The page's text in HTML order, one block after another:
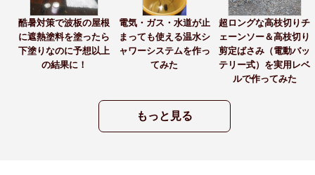
酷暑対策で波板の屋根
に遮熱塗料を塗ったら
下塗りなのに予想以上
の結果に！
電気・ガス・水道が止
まっても使える温水シ
ャワーシステムを作っ
てみた
超ロングな高枝切りチ
ェーンソー＆高枝切り
剪定ばさみ（電動バッ
テリー式）を実用レベ
ルで作ってみた
もっと見る